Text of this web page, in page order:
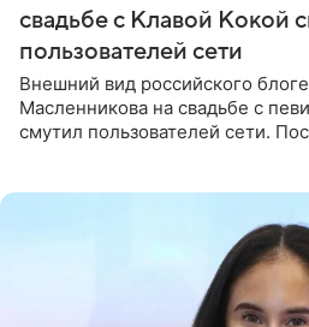
свадьбе с Клавой Кокой
пользователей сети
Внешний вид российского
Масленникова на свадьбе с
смутил пользователей сети.